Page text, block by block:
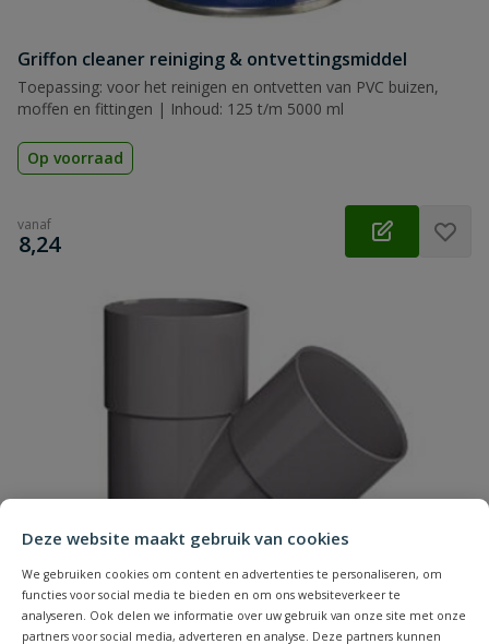
Deze website maakt gebruik van cookies
We gebruiken cookies om content en advertenties te personaliseren, om
functies voor social media te bieden en om ons websiteverkeer te
analyseren. Ook delen we informatie over uw gebruik van onze site met onze
partners voor social media, adverteren en analyse. Deze partners kunnen
Griffon cleaner reiniging & ontvettingsmiddel
Toepassing: voor het reinigen en ontvetten van PVC buizen,
moffen en fittingen | Inhoud: 125 t/m 5000 ml
Op voorraad
vanaf
€
8,24